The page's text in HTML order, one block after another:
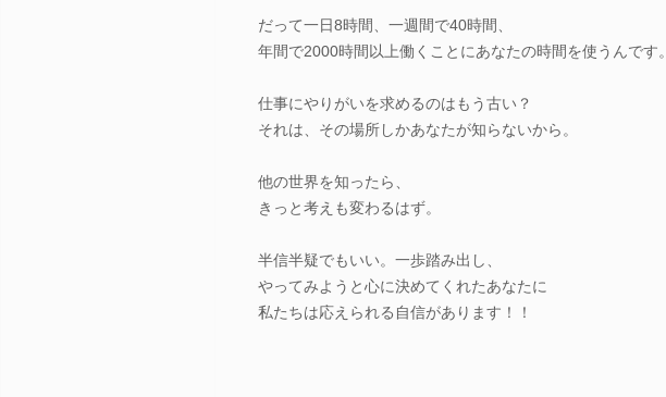
だって一日8時間、一週間で40時間、
年間で2000時間以上働くことにあなたの時間を使うんです。
仕事にやりがいを求めるのはもう古い？
それは、その場所しかあなたが知らないから。
他の世界を知ったら、
きっと考えも変わるはず。
半信半疑でもいい。一歩踏み出し、
やってみようと心に決めてくれたあなたに
私たちは応えられる自信があります！！